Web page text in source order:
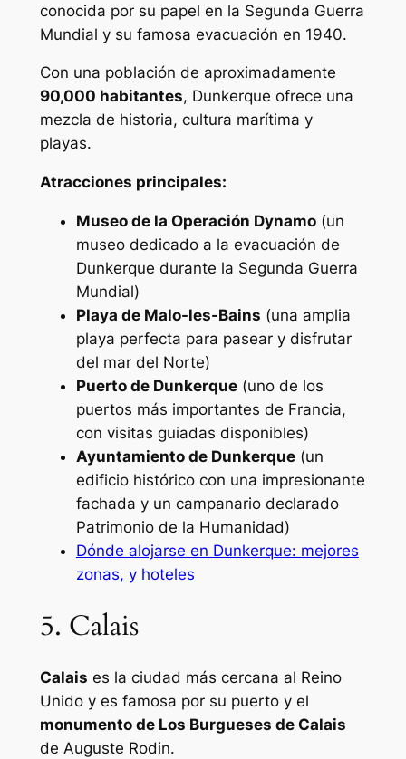
conocida por su papel en la Segunda Guerra
Mundial y su famosa evacuación en 1940.
Con una población de aproximadamente
90,000 habitantes, Dunkerque ofrece una
mezcla de historia, cultura marítima y
playas.
Atracciones principales:
Museo de la Operación Dynamo(un
museo dedicado a la evacuación de
Dunkerque durante la Segunda Guerra
Mundial)
Playa de Malo-les-Bains (una amplia
playa perfecta para pasear y disfrutar
del mar del Norte)
Puerto de Dunkerque(uno de los
puertos más importantes de Francia,
con visitas guiadas disponibles)
Ayuntamiento de Dunkerque(un
edificio histórico con una impresionante
fachada y un campanario declarado
Patrimonio de la Humanidad)
Dónde alojarse en Dunkerque: mejores
zonas, y hoteles
5. Calais
Calais es la ciudad más cercana al Reino
Unido y es famosa por su puerto y el
monumento de Los Burgueses de Calais
de Auguste Rodin.